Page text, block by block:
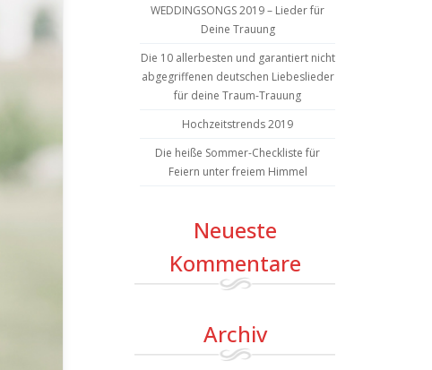
WEDDINGSONGS 2019 – Lieder für
Deine Trauung
Die 10 allerbesten und garantiert nicht
abgegriffenen deutschen Liebeslieder
für deine Traum-Trauung
Hochzeitstrends 2019
Die heiße Sommer-Checkliste für
Feiern unter freiem Himmel
Neueste
Kommentare
Archiv